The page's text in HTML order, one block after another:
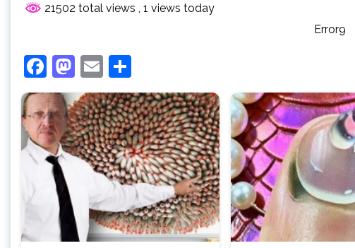
21502 total views , 1 views today
Error9
Facebook
Mastodon
Email